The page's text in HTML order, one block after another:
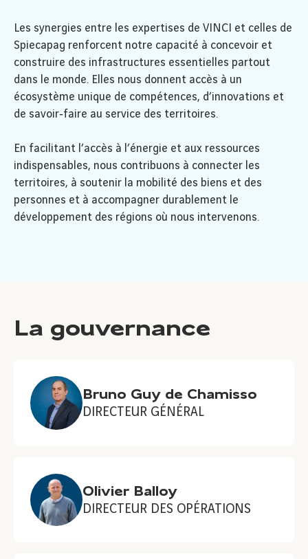
Les synergies entre les expertises de VINCI et celles de
Spiecapag renforcent notre capacité à concevoir et
construire des infrastructures essentielles partout
dans le monde. Elles nous donnent accès à un
écosystème unique de compétences, d’innovations et
de savoir‑faire au service des territoires.
En facilitant l’accès à l’énergie et aux ressources
indispensables, nous contribuons à connecter les
territoires, à soutenir la mobilité des biens et des
personnes et à accompagner durablement le
développement des régions où nous intervenons.
La gouvernance
Bruno Guy de Chamisso
DIRECTEUR GÉNÉRAL
Olivier Balloy
DIRECTEUR DES OPÉRATIONS